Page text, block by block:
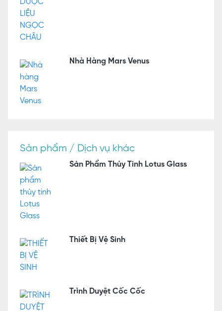
Nhà Hàng Mars Venus
Sản phẩm / Dịch vụ khác
Sản Phẩm Thủy Tinh Lotus Glass
Thiết Bị Vệ Sinh
Trình Duyệt Cốc Cốc